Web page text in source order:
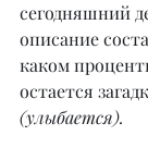
сегодняшний
описание
каком
остается
(улыбается).